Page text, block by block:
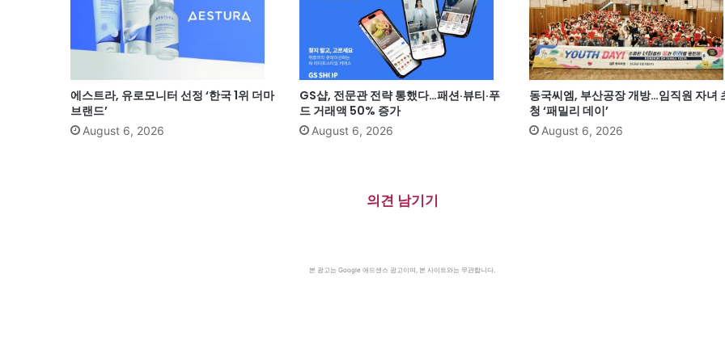
에스트라, 유로모니터 선정 ‘한국 1위 더마
브랜드’
August 6, 2026
GS샵, 전문관 전략 통했다…패션·뷰티·푸
드 거래액 50% 증가
August 6, 2026
동국씨엠, 부산공장 개방…임직원 자녀
청 ‘패밀리 데이’
August 6, 2026
의견 남기기
본 광고는 Google 애드센스 광고이며, 본 사이트와는 무관합니다.